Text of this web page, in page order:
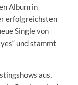
Album in
erfolgreichsten
Single von
und stammt
aus,